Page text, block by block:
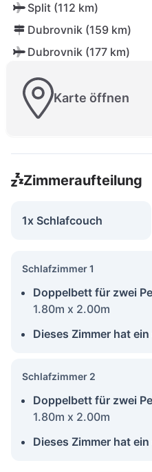
Split (112 km)
Dubrovnik (159 km)
Dubrovnik (177 km)
Karte öffnen
Zimmeraufteilung
1x Schlafcouch
Schlafzimmer 1
Doppelbett für zwei
1.80m x 2.00m
Dieses Zimmer hat
Schlafzimmer 2
Doppelbett für zwei
1.80m x 2.00m
Dieses Zimmer hat